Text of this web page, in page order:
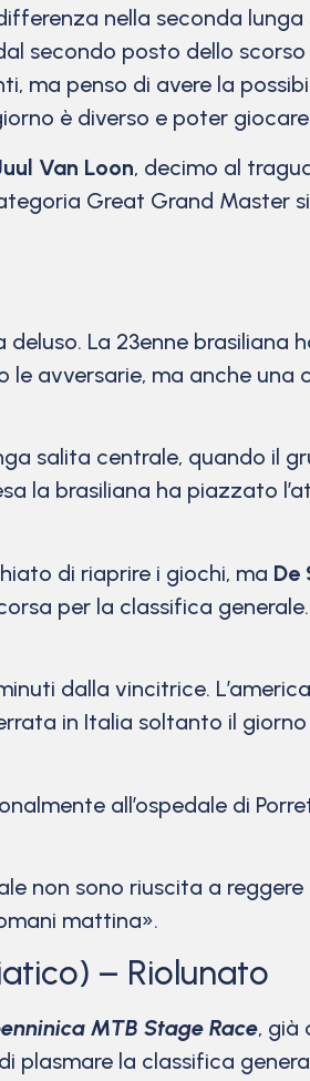
nella seconda
secondo posto dello
ma penso di avere la
è diverso e poter
Van Loon, decimo al
Great Grand Master
deluso. La 23enne
le avversarie, ma anche
salita centrale, quando il
la brasiliana ha piazzato
di riaprire i giochi, ma De
per la classifica
dalla vincitrice.
in Italia soltanto il
all’ospedale di
non sono riuscita a reggere
mattina».
– Riolunato
MTB Stage Race, già
plasmare la classifica